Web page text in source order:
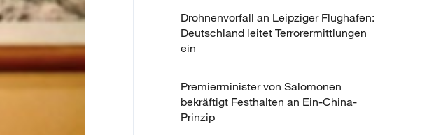
Drohnenvorfall an Leipziger Flughafen:
Deutschland leitet Terrorermittlungen
ein
Premierminister von Salomonen
bekräftigt Festhalten an Ein-China-
Prinzip